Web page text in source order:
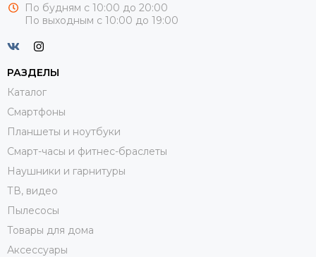
По будням с 10:00 до 20:00
По выходным с 10:00 до 19:00
РАЗДЕЛЫ
Каталог
Смартфоны
Планшеты и ноутбуки
Смарт-часы и фитнес-браслеты
Наушники и гарнитуры
ТВ, видео
Пылесосы
Товары для дома
Аксессуары